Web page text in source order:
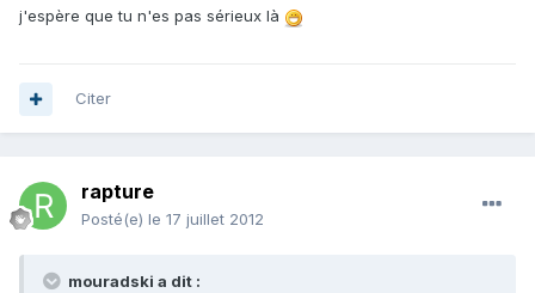
j'espère que tu n'es pas sérieux là
Citer
rapture
Posté(e) le 17 juillet 2012
mouradski a dit :